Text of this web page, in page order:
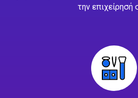
την επιχείρησή